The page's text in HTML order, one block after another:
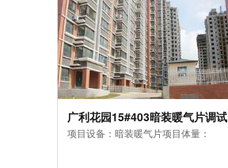
广利花园15#403暗装暖气片调试
项目设备：暗装暖气片项目体量：